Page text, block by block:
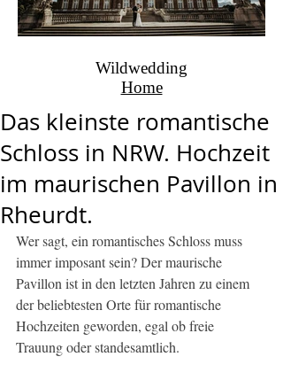
Wildwedding
Home
Das kleinste romantische
Schloss in NRW. Hochzeit
im maurischen Pavillon in
Rheurdt.
Wer sagt, ein romantisches Schloss muss
immer imposant sein? Der maurische
Pavillon ist in den letzten Jahren zu einem
der beliebtesten Orte für romantische
Hochzeiten geworden, egal ob freie
Trauung oder standesamtlich.